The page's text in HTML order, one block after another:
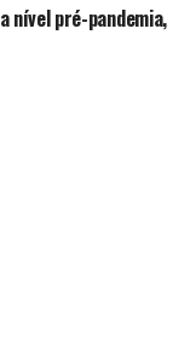
nível pré-pandemia,